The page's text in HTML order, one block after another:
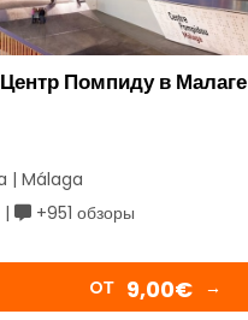
Помпиду в Малаге
| Málaga
+951 обзоры
OТ 9,00€ →